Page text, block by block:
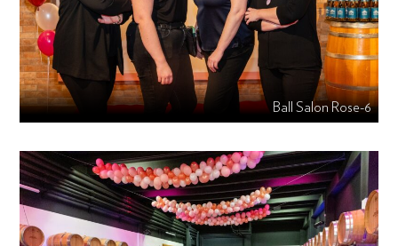
Ball Salon Rose-6